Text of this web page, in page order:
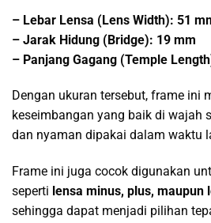
– Lebar Lensa (Lens Width): 51
– Jarak Hidung (Bridge): 19 mm
– Panjang Gagang (Temple
Dengan ukuran tersebut, frame ini
keseimbangan yang baik di wajah
dan nyaman dipakai dalam waktu
Frame ini juga cocok digunakan
seperti lensa minus, plus, maupun
sehingga dapat menjadi pilihan